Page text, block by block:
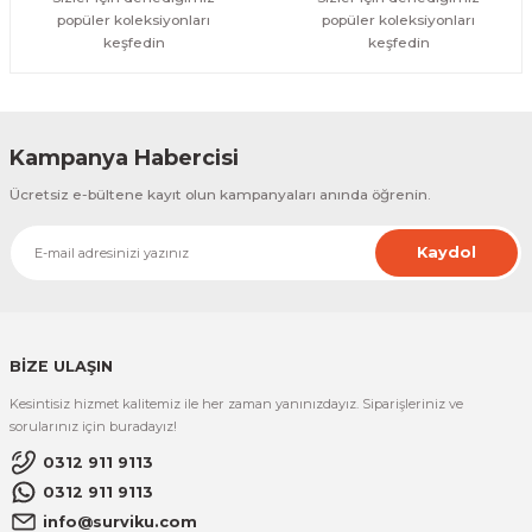
popüler koleksiyonları
keşfedin
popüler koleksiyonları
keşfedin
Kampanya Habercisi
Ücretsiz e-bültene kayıt olun kampanyaları anında öğrenin.
Kaydol
BİZE ULAŞIN
Kesintisiz hizmet kalitemiz ile her zaman yanınızdayız. Siparişleriniz ve
sorularınız için buradayız!
0312 911 9113
0312 911 9113
info@surviku.com